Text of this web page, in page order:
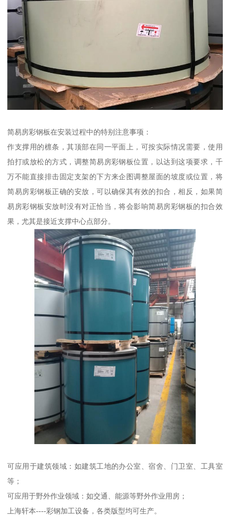
简易房彩钢板在安装过程中的特别注意事项：
作支撑用的檩条，其顶部在同一平面上，可按实际情况需要，使用
拍打或放松的方式，调整简易房彩钢板位置，以达到这项要求，千
万不能直接排击固定支架的下方来企图调整屋面的坡度或位置，将
简易房彩钢板正确的安放，可以确保其有效的扣合，相反，如果简
易房彩钢板安放时没有对正恰当，将会影响简易房彩钢板的扣合效
果，尤其是接近支撑中心点部分。
可应用于建筑领域：如建筑工地的办公室、宿舍、门卫室、工具室
等；
可应用于野外作业领域：如交通、能源等野外作业用房；
上海轩本----彩钢加工设备，各类版型均可生产。